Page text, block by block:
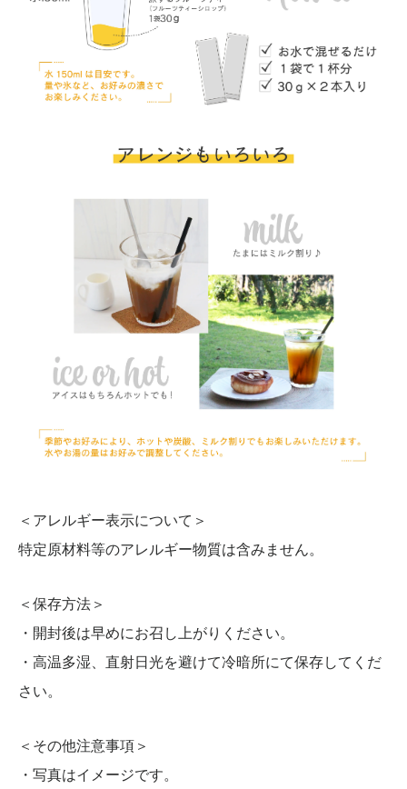
＜アレルギー表示について＞
特定原材料等のアレルギー物質は含みません。
＜保存方法＞
・開封後は早めにお召し上がりください。
・高温多湿、直射日光を避けて冷暗所にて保存してくだ
さい。
＜その他注意事項＞
・写真はイメージです。